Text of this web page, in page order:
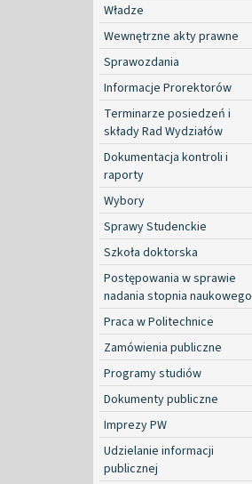
Władze
Wewnętrzne akty prawne
Sprawozdania
Informacje Prorektorów
Terminarze posiedzeń i
składy Rad Wydziałów
Dokumentacja kontroli i
raporty
Wybory
Sprawy Studenckie
Szkoła doktorska
Postępowania w sprawie
nadania stopnia naukowego
Praca w Politechnice
Zamówienia publiczne
Programy studiów
Dokumenty publiczne
Imprezy PW
Udzielanie informacji
publicznej